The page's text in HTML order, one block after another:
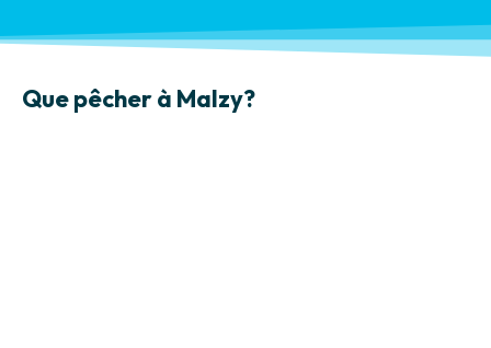
Que pêcher à Malzy?